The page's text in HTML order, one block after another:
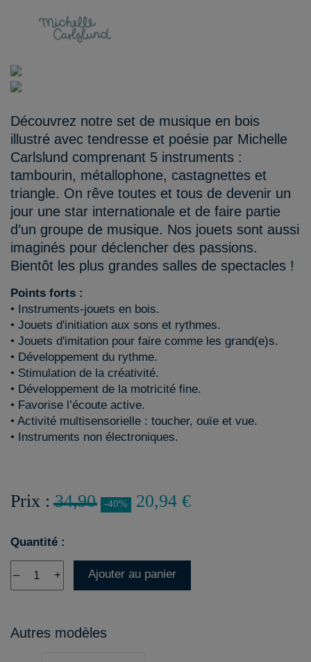
Découvrez notre set de musique en bois
illustré avec tendresse et poésie par Michelle
Carlslund comprenant 5 instruments :
tambourin, métallophone, castagnettes et
triangle. On rêve toutes et tous de devenir un
jour une star internationale et de faire partie
d’un groupe de musique. Nos jouets sont aussi
imaginés pour déclencher des passions.
Bientôt les plus grandes salles de spectacles !
Points forts :
• Instruments-jouets en bois.
• Jouets d'initiation aux sons et rythmes.
• Jouets d'imitation pour faire comme les grand(e)s.
• Développement du rythme.
• Stimulation de la créativité.
• Développement de la motricité fine.
• Favorise l’écoute active.
• Activité multisensorielle : toucher, ouïe et vue.
• Instruments non électroniques.
Prix :34,90 -40% 20,94 €
Quantité :
– + Ajouter au panier
Autres modèles